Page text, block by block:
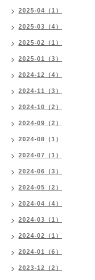
2025-04（1）
2025-03（4）
2025-02（1）
2025-01（3）
2024-12（4）
2024-11（3）
2024-10（2）
2024-09（2）
2024-08（1）
2024-07（1）
2024-06（3）
2024-05（2）
2024-04（4）
2024-03（1）
2024-02（1）
2024-01（6）
2023-12（2）